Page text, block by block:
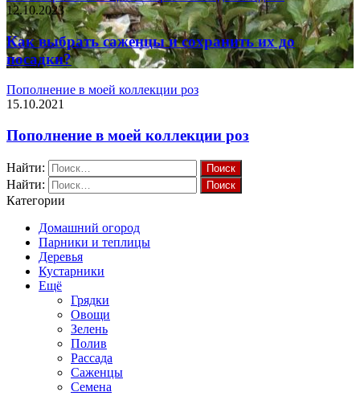
12.10.2023
Как выбрать саженцы и сохранить их до
посадки?
Пополнение в моей коллекции роз
15.10.2021
Пополнение в моей коллекции роз
Найти:
Найти:
Категории
Домашний огород
Парники и теплицы
Деревья
Кустарники
Ещё
Грядки
Овощи
Зелень
Полив
Рассада
Саженцы
Семена